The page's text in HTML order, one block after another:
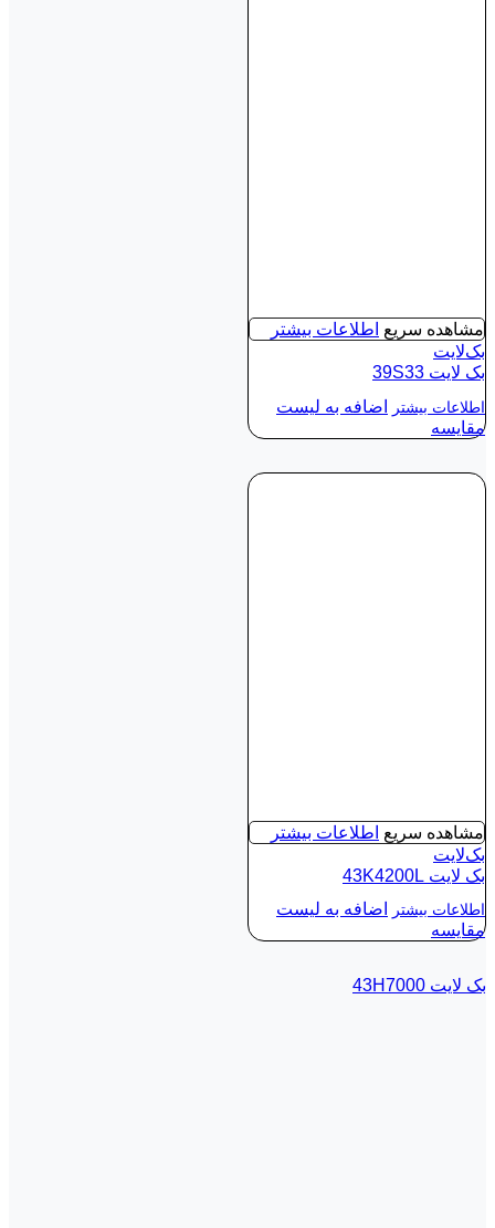
مشاهده سریع اطلاعات بیشتر
بک‌لایت
بک لايت 39S33
اطلاعات بیشتر
اضافه به لیست
مقایسه
مشاهده سریع اطلاعات بیشتر
بک‌لایت
بک لايت 43K4200L
اطلاعات بیشتر
اضافه به لیست
مقایسه
بک لايت 43H7000